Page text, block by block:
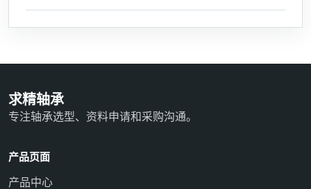
求精轴承
专注轴承选型、资料申请和采购沟通。
产品页面
产品中心